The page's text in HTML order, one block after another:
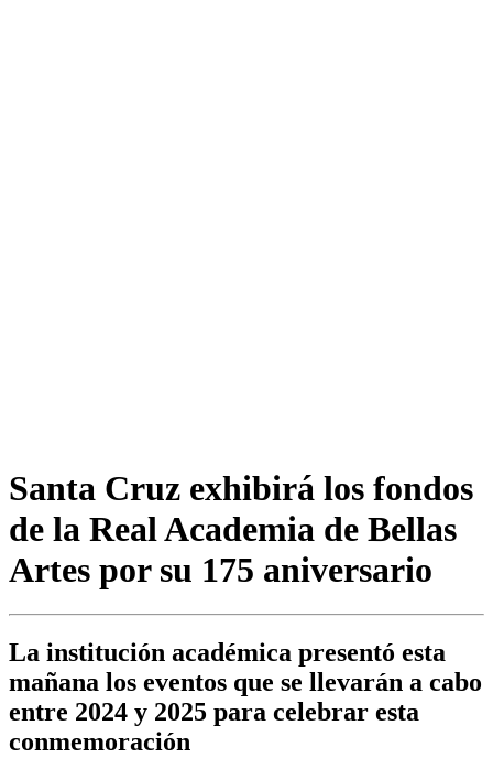
Santa Cruz exhibirá los fondos
de la Real Academia de Bellas
Artes por su 175 aniversario
La institución académica presentó esta
mañana los eventos que se llevarán a cabo
entre 2024 y 2025 para celebrar esta
conmemoración